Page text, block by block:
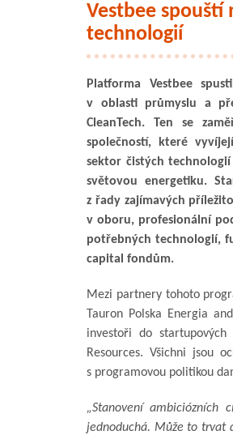
Vestbee
technologií
Platforma Vestbee
v oblasti průmyslu a
CleanTech. Ten se
společností, které
sektor čistých
světovou energetiku.
z řady zajímavých
v oboru, profesionální
potřebných technologií,
capital fondům.
Mezi partnery tohoto
Tauron Polska Energia
investoři do
Resources. Všichni jsou
s programovou politikou
„Stanovení
jednoduchá. Může to trvat